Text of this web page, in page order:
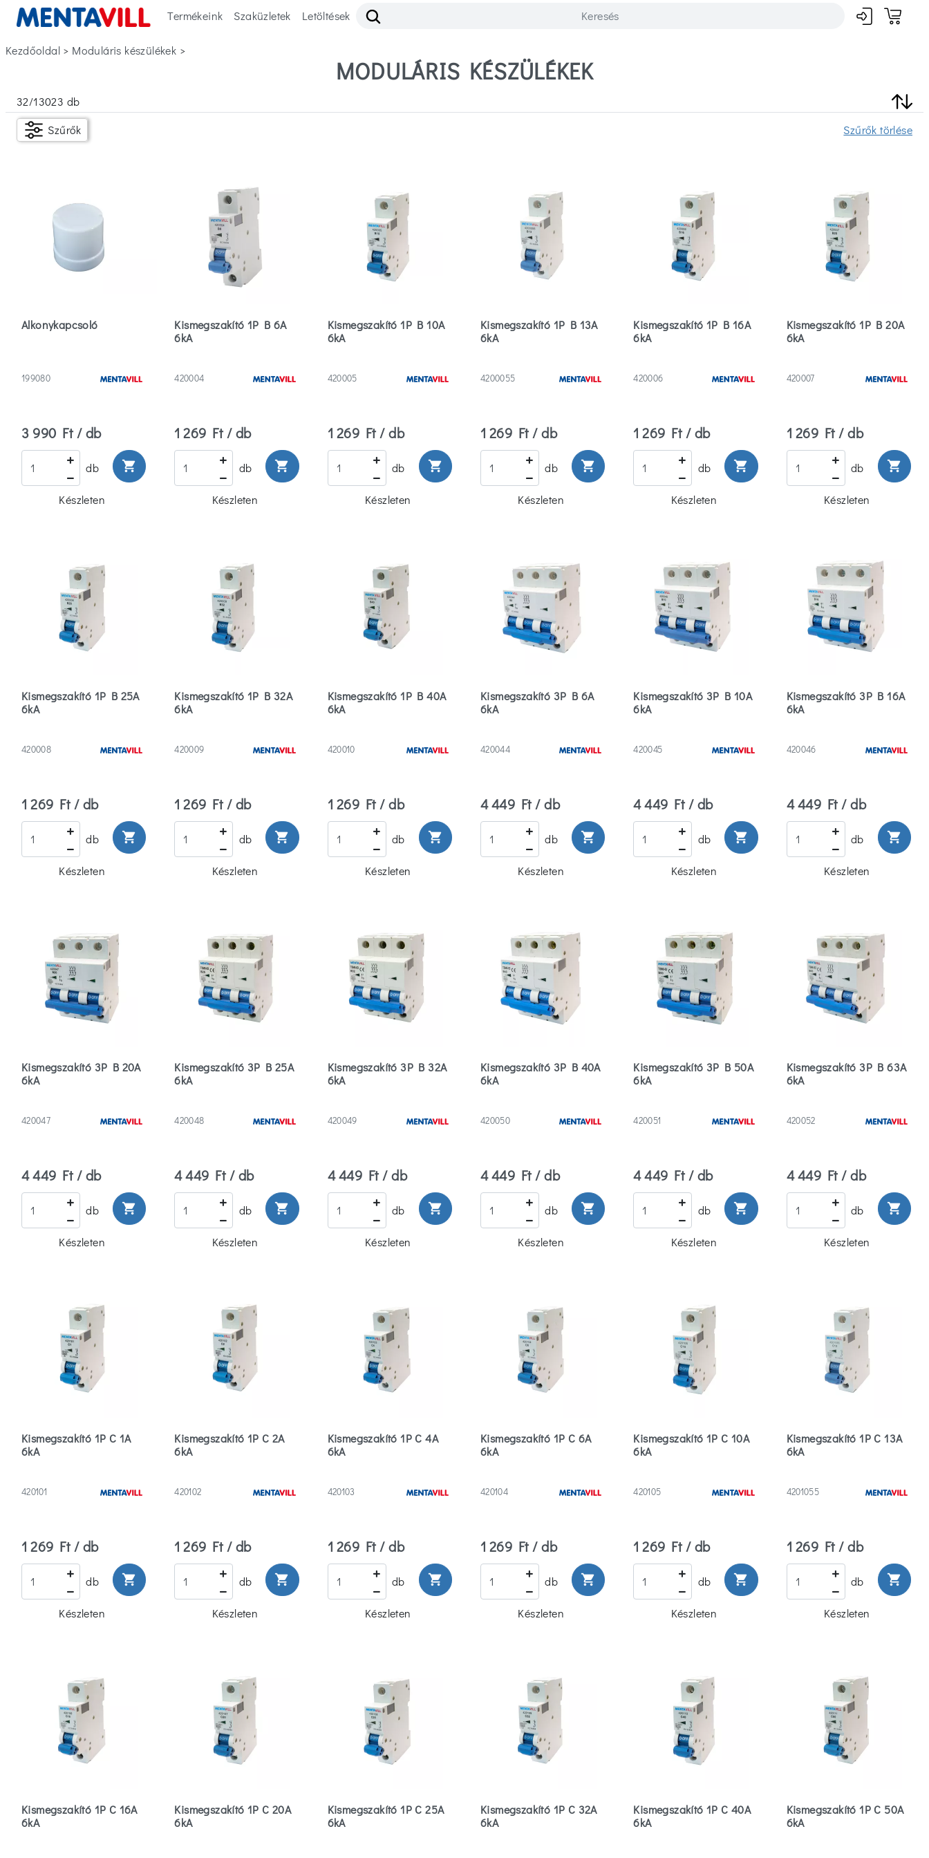
Termékeink Szaküzletek Letöltések
Kezdőoldal> moduláris készülékek >
Készleten
Ár
Ft
Alkonykapcsoló
Áramvédő
Digitális
Több
Mentavill
Bradley
feszültség
(2)
(2)
230
(75)
(1)
Több
Alumínium/ezüst
MODULÁRIS KÉSZÜLÉKEK
32/13023 db
Szűrők
Szűrők törlése
Alkonykapcsoló
199080
3 990 Ft / db
db shopping_cart
Készleten
Kismegszakító 1P B 6A
6kA
420004
1 269 Ft / db
db shopping_cart
Készleten
Kismegszakító 1P B 10A
6kA
420005
1 269 Ft / db
db shopping_cart
Készleten
Kismegszakító 1P B 13A
6kA
4200055
1 269 Ft / db
db shopping_cart
Készleten
Kismegszakító 1P B 16A
6kA
420006
1 269 Ft / db
db shopping_cart
Készleten
Kismegszakító 1P B 20A
6kA
420007
1 269 Ft / db
db shopping_cart
Készleten
Kismegszakító 1P B 25A
6kA
420008
1 269 Ft / db
db shopping_cart
Készleten
Kismegszakító 1P B 32A
6kA
420009
1 269 Ft / db
db shopping_cart
Készleten
Kismegszakító 1P B 40A
6kA
420010
1 269 Ft / db
db shopping_cart
Készleten
Kismegszakító 3P B 6A
6kA
420044
4 449 Ft / db
db shopping_cart
Készleten
Kismegszakító 3P B 10A
6kA
420045
4 449 Ft / db
db shopping_cart
Készleten
Kismegszakító 3P B 16A
6kA
420046
4 449 Ft / db
db shopping_cart
Készleten
Kismegszakító 3P B 20A
6kA
420047
4 449 Ft / db
db shopping_cart
Készleten
Kismegszakító 3P B 25A
6kA
420048
4 449 Ft / db
db shopping_cart
Készleten
Kismegszakító 3P B 32A
6kA
420049
4 449 Ft / db
db shopping_cart
Készleten
Kismegszakító 3P B 40A
6kA
420050
4 449 Ft / db
db shopping_cart
Készleten
Kismegszakító 3P B 50A
6kA
420051
4 449 Ft / db
db shopping_cart
Készleten
Kismegszakító 3P B 63A
6kA
420052
4 449 Ft / db
db shopping_cart
Készleten
Kismegszakító 1P C 1A
6kA
420101
1 269 Ft / db
db shopping_cart
Készleten
Kismegszakító 1P C 2A
6kA
420102
1 269 Ft / db
db shopping_cart
Készleten
Kismegszakító 1P C 4A
6kA
420103
1 269 Ft / db
db shopping_cart
Készleten
Kismegszakító 1P C 6A
6kA
420104
1 269 Ft / db
db shopping_cart
Készleten
Kismegszakító 1P C 10A
6kA
420105
1 269 Ft / db
db shopping_cart
Készleten
Kismegszakító 1P C 13A
6kA
4201055
1 269 Ft / db
db shopping_cart
Készleten
Kismegszakító 1P C 16A
6kA
Kismegszakító 1P C 20A
6kA
Kismegszakító 1P C 25A
6kA
Kismegszakító 1P C 32A
6kA
Kismegszakító 1P C 40A
6kA
Kismegszakító 1P C 50A
6kA